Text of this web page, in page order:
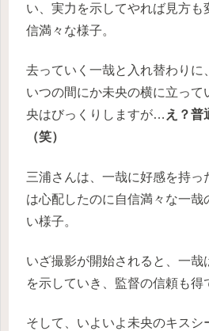
い、実力を示してやれば見方も
信満々な様子。
去っていく一哉と入れ替わりに
いつの間にか未央の横に立って
央はびっくりしますが… え？普
（笑）
三浦さんは、一哉に好感を持っ
は心配したのに自信満々な一哉
い様子。
いざ撮影が開始されると、一哉
を示していき、監督の信頼も得
そして、いよいよ未央のキスシ